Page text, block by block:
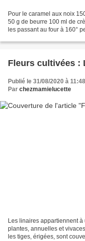
Pour le caramel aux noix
50 g de beurre 100 ml de
les passant au four à 160°
Fleurs cultivées :
Publié le 31/08/2020 à 11:48
Par chezmamielucette
Les linaires appartiennent
plantes, annuelles et
les tiges, érigées, sont